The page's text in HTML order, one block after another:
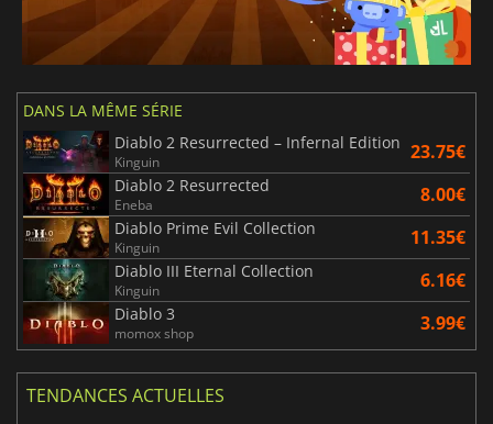
DANS LA MÊME SÉRIE
Diablo 2 Resurrected – Infernal Edition
Kinguin 23.75€
Diablo 2 Resurrected
Eneba 8.00€
Diablo Prime Evil Collection
Kinguin 11.35€
Diablo III Eternal Collection
Kinguin 6.16€
Diablo 3
momox shop 3.99€
TENDANCES ACTUELLES